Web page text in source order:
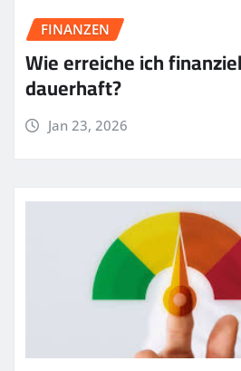
FINANZEN
Wie erreiche ich
dauerhaft?
Jan 23, 2026